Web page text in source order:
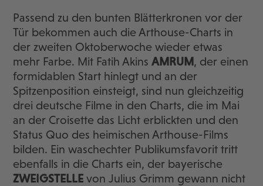
Passend zu den bunten Blätterkronen vor der
Tür bekommen auch die Arthouse-Charts in
der zweiten Oktoberwoche wieder etwas
mehr Farbe. Mit Fatih AkinsAMRUM , der einen
formidablen Start hinlegt und an der
Spitzenposition einsteigt, sind nun gleichzeitig
drei deutsche Filme in den Charts, die im Mai
an der Croisette das Licht erblickten und den
Status Quo des heimischen Arthouse-Films
bilden. Ein waschechter Publikumsfavorit tritt
ebenfalls in die Charts ein, der bayerische
ZWEIGSTELLE von Julius Grimm gewann nicht